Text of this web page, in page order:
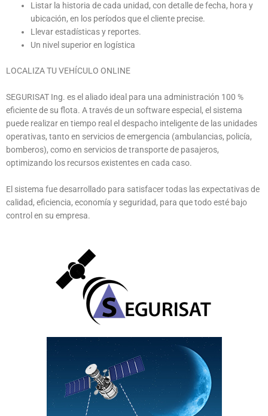
Listar la historia de cada unidad, con detalle de fecha, hora y
ubicación, en los períodos que el cliente precise.
Llevar estadísticas y reportes.
Un nivel superior en logística
LOCALIZA TU VEHÍCULO ONLINE
SEGURISAT Ing. es el aliado ideal para una administración 100 %
eficiente de su flota. A través de un software especial, el sistema
puede realizar en tiempo real el despacho inteligente de las unidades
operativas, tanto en servicios de emergencia (ambulancias, policía,
bomberos), como en servicios de transporte de pasajeros,
optimizando los recursos existentes en cada caso.
El sistema fue desarrollado para satisfacer todas las expectativas de
calidad, eficiencia, economía y seguridad, para que todo esté bajo
control en su empresa.